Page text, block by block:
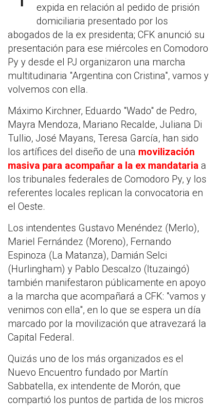
expida en relación al pedido de prisión
domiciliaria presentado por los
abogados de la ex presidenta; CFK anunció su
presentación para ese miércoles en Comodoro
Py y desde el PJ organizaron una marcha
multitudinaria "Argentina con Cristina", vamos y
volvemos con ella.
Máximo Kirchner, Eduardo "Wado" de Pedro,
Mayra Mendoza, Mariano Recalde, Juliana Di
Tullio, José Mayans, Teresa García, han sido
los artífices del diseño de una movilización
masiva para acompañar a la ex mandataria a
los tribunales federales de Comodoro Py, y los
referentes locales replican la convocatoria en
el Oeste.
Los intendentes Gustavo Menéndez (Merlo),
Mariel Fernández (Moreno), Fernando
Espinoza (La Matanza), Damián Selci
(Hurlingham) y Pablo Descalzo (Ituzaingó)
también manifestaron públicamente en apoyo
a la marcha que acompañará a CFK: "vamos y
venimos con ella", en lo que se espera un día
marcado por la movilización que atravezará la
Capital Federal.
Quizás uno de los más organizados es el
Nuevo Encuentro fundado por Martín
Sabbatella, ex intendente de Morón, que
compartió los puntos de partida de los micros